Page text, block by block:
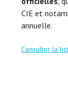
CIE et
annuelle.
Consulter la